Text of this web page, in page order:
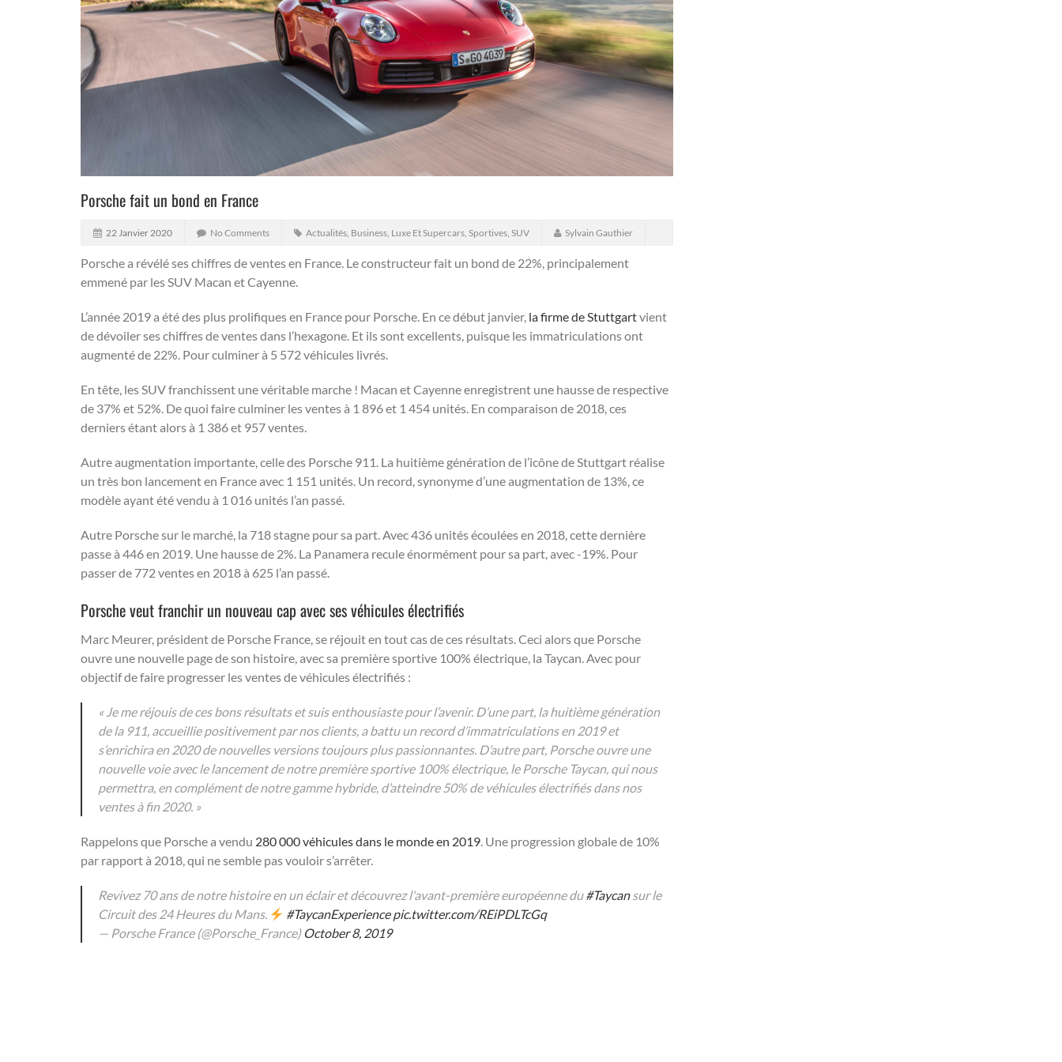
Porsche fait un bond en France
22 Janvier 2020 No Comments Actualités, Business, Luxe Et Supercars, Sportives, SUV Sylvain Gauthier
Porsche a révélé ses chiffres de ventes en France. Le constructeur fait un bond de 22%, principalement
emmené par les SUV Macan et Cayenne.
L’année 2019 a été des plus prolifiques en France pour Porsche. En ce début janvier, la firme de Stuttgartvient
de dévoiler ses chiffres de ventes dans l’hexagone. Et ils sont excellents, puisque les immatriculations ont
augmenté de 22%. Pour culminer à 5 572 véhicules livrés.
En tête, les SUV franchissent une véritable marche ! Macan et Cayenne enregistrent une hausse de respective
de 37% et 52%. De quoi faire culminer les ventes à 1 896 et 1 454 unités. En comparaison de 2018, ces
derniers étant alors à 1 386 et 957 ventes.
Autre augmentation importante, celle des Porsche 911. La huitième génération de l’icône de Stuttgart réalise
un très bon lancement en France avec 1 151 unités. Un record, synonyme d’une augmentation de 13%, ce
modèle ayant été vendu à 1 016 unités l’an passé.
Autre Porsche sur le marché, la 718 stagne pour sa part. Avec 436 unités écoulées en 2018, cette dernière
passe à 446 en 2019. Une hausse de 2%. La Panamera recule énormément pour sa part, avec -19%. Pour
passer de 772 ventes en 2018 à 625 l’an passé.
Porsche veut franchir un nouveau cap avec ses véhicules électrifiés
Marc Meurer, président de Porsche France, se réjouit en tout cas de ces résultats. Ceci alors que Porsche
ouvre une nouvelle page de son histoire, avec sa première sportive 100% électrique, la Taycan. Avec pour
objectif de faire progresser les ventes de véhicules électrifiés :
« Je me réjouis de ces bons résultats et suis enthousiaste pour l’avenir. D’une part, la huitième génération
de la 911, accueillie positivement par nos clients, a battu un record d’immatriculations en 2019 et
s’enrichira en 2020 de nouvelles versions toujours plus passionnantes. D’autre part, Porsche ouvre une
nouvelle voie avec le lancement de notre première sportive 100% électrique, le Porsche Taycan, qui nous
permettra, en complément de notre gamme hybride, d’atteindre 50% de véhicules électrifiés dans nos
ventes à fin 2020. »
Rappelons que Porsche a vendu 280 000 véhicules dans le monde en 2019. Une progression globale de 10%
par rapport à 2018, qui ne semble pas vouloir s’arrêter.
Revivez 70 ans de notre histoire en un éclair et découvrez l'avant-première européenne du#Taycansur le
Circuit des 24 Heures du Mans.
#TaycanExperiencepic.twitter.com/REiPDLTcGq
— Porsche France (@Porsche_France) October 8, 2019